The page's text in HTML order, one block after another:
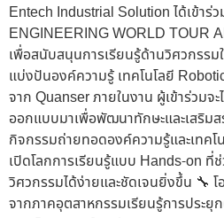
Entech Industrial Solution ได้เข้าร่
ENGINEERING WORLD TOUR
เพื่อสนับสนุนการเรียนรู้ด้านวิศวกรร
แบ่งปันองค์ความรู้ เทคโนโลยี
จาก Quanser ภายในงาน ผู้เข้าร่วม
ออกแบบมาเพื่อพัฒนาทักษะและเสริม
กิจกรรมถ่ายทอดองค์ความรู้และเทค
เปิดโลกการเรียนรู้แบบ Hands-on ที่ช่
วิศวกรรมได้ง่ายและชัดเจนยิ่งขึ้น 🔧
จากภาคอุตสาหกรรมเรียนรู้การประยุ